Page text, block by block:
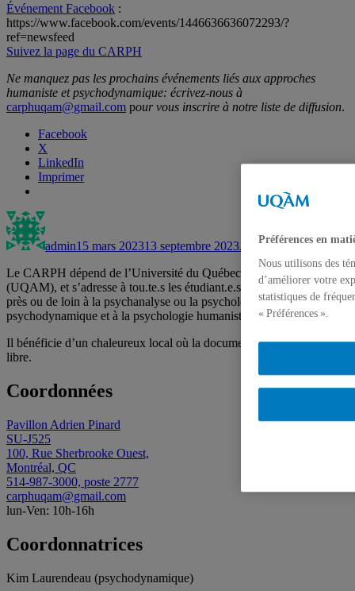
Événement Facebook :
https://www.facebook.com/events/1446636636072293/?
ref=newsfeed
Suivez la page du CARPH
Ne manquez pas les prochains événements liés aux approches
humaniste et psychodynamique: écrivez-nous à
carphuqam@gmail.com pour vous inscrire à notre liste de diffusion.
Facebook
X
LinkedIn
Imprimer
Auteur
admin15 mars 202313 septembre 2023Activité,Conférence
Le CARPH dépend de l’Université du Québec à Montréal
(UQAM), et s’adresse à tou.te.s les étudiant.e.s qui s’intéressent de
près ou de loin à la psychanalyse ou la psychologie
psychodynamique et à la psychologie humaniste.
Il bénéficie d’un chaleureux local où la documentation est en accès
libre.
Coordonnées
Pavillon Adrien Pinard
SU-J525
100, Rue Sherbrooke Ouest,
Montréal, QC
514-987-3000, poste 2777
carphuqam@gmail.com
lun-Ven: 10h-16h
Coordonnatrices
Kim Laurendeau (psychodynamique)
Préférences en
Nous utilisons des
d’améliorer votre
statistiques de
« Préférences ».